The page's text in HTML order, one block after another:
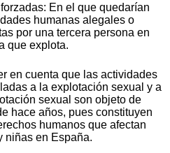
En el que quedarían
humanas alegales o
por una tercera persona en
que explota.
en cuenta que las actividades
a la explotación sexual y a
sexual son objeto de
hace años, pues constituyen
humanos que afectan
niñas en España.